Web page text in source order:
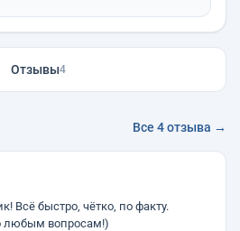
Отзывы4
Все 4 отзыва →
Всё быстро, чётко, по факту.
любым вопросам!)